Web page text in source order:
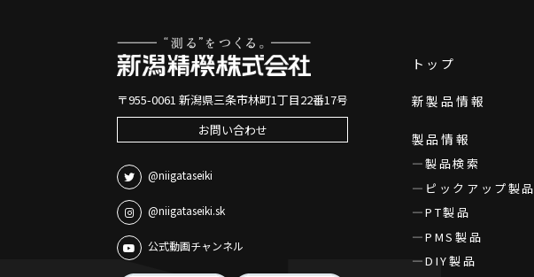
〒955-0061 新潟県三条市林町1丁目22番17号
お問い合わせ
@niigataseiki
@niigataseiki.sk
公式動画チャンネル
トップ
新製品情報
製品情報
製品検索
ピックアップ製品
PT製品
PMS製品
DIY製品